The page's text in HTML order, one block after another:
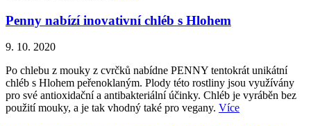
Penny nabízí inovativní chléb s Hlohem
9. 10. 2020
Po chlebu z mouky z cvrčků nabídne PENNY tentokrát unikátní
chléb s Hlohem peřenoklaným. Plody této rostliny jsou využívány
pro své antioxidační a antibakteriální účinky. Chléb je vyráběn bez
použití mouky, a je tak vhodný také pro vegany. Více